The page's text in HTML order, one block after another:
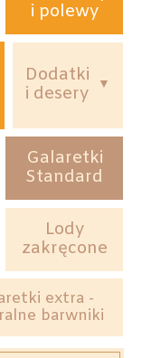
i polewy
Dodatki
i desery
Galaretki
Standard
Lody
zakręcone
extra -
barwniki